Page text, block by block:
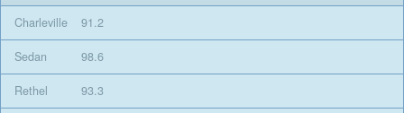
Charleville
91.2
Sedan 98.6
Rethel 93.3